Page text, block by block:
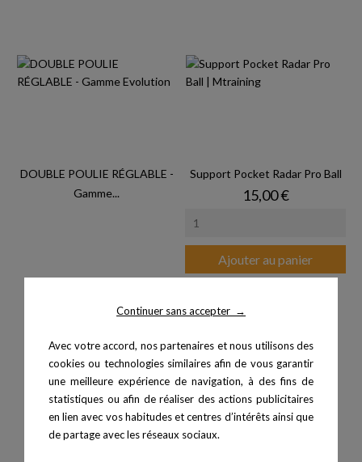
Continuer sans accepter →
Avec votre accord, nos partenaires et nous utilisons des
cookies ou technologies similaires afin de vous garantir
une meilleure expérience de navigation, à des fins de
statistiques ou afin de réaliser des actions publicitaires
en lien avec vos habitudes et centres d’intérêts ainsi que
de partage avec les réseaux sociaux.
DOUBLE POULIE RÉGLABLE -
Gamme...
Support Pocket Radar Pro Ball
Prix
15,00 €
Ajouter au panier